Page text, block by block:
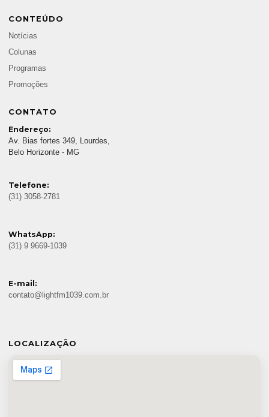
CONTEÚDO
Notícias
Colunas
Programas
Promoções
CONTATO
Endereço:
Av. Bias fortes 349, Lourdes,
Belo Horizonte - MG
Telefone:
(31) 3058-2781
WhatsApp:
(31) 9 9669-1039
E-mail:
contato@lightfm1039.com.br
LOCALIZAÇÃO